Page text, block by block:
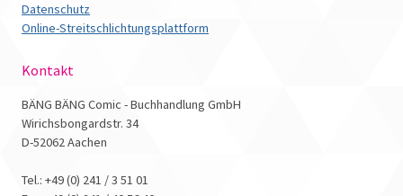
Datenschutz
Online-Streitschlichtungsplattform
Kontakt
BÄNG BÄNG Comic - Buchhandlung GmbH
Wirichsbongardstr. 34
D-52062 Aachen
Tel.: +49 (0) 241 / 3 51 01